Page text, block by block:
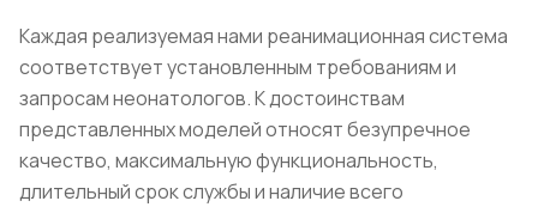
Каждая реализуемая нами реанимационная система
соответствует установленным требованиям и
запросам неонатологов. К достоинствам
представленных моделей относят безупречное
качество, максимальную функциональность,
длительный срок службы и наличие всего